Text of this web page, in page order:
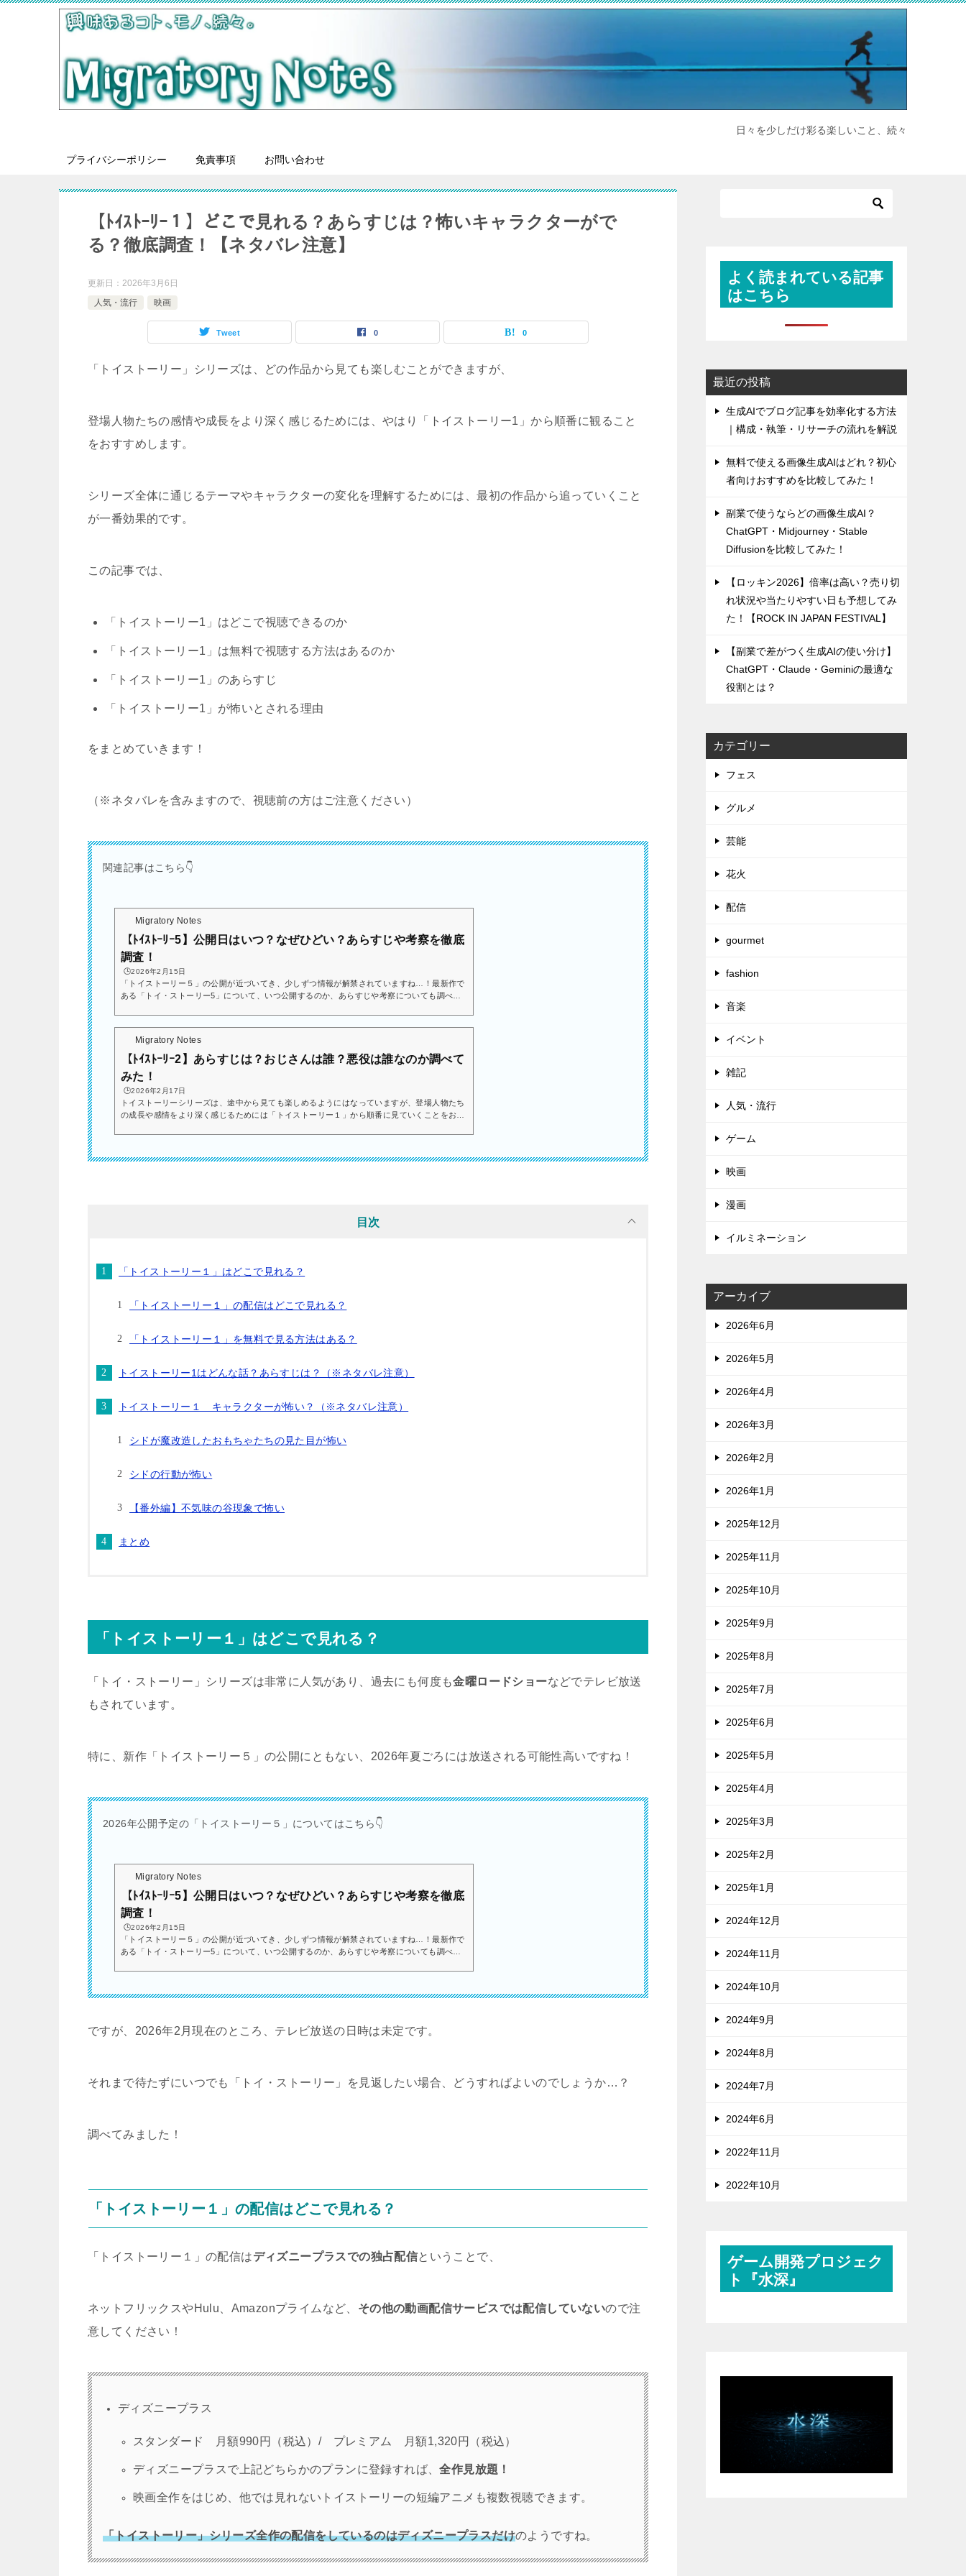
日々を少しだけ彩る楽しいこと、続々
プライバシーポリシー 免責事項 お問い合わせ
【ﾄｲｽﾄｰﾘｰ１】どこで見れる？あらすじは？怖いキャラクターがで
る？徹底調査！【ネタバレ注意】
更新日： 2026年3月6日
人気・流行
映画
Tweet 0 0
「トイストーリー」シリーズは、どの作品から見ても楽しむことができますが、
登場人物たちの感情や成長をより深く感じるためには、やはり「トイストーリー1」から順番に観ること
をおすすめします。
シリーズ全体に通じるテーマやキャラクターの変化を理解するためには、最初の作品から追っていくこと
が一番効果的です。
この記事では、
「トイストーリー1」はどこで視聴できるのか
「トイストーリー1」は無料で視聴する方法はあるのか
「トイストーリー1」 のあらすじ
「トイストーリー1」が怖いとされる理由
をまとめていきます！
（※ネタバレを含みますので、視聴前の方はご注意ください）
関連記事はこちら👇
Migratory Notes
【ﾄｲｽﾄｰﾘｰ5】公開日はいつ？なぜひどい？あらすじや考察を徹底
調査！
🕒️2026年2月15日
「トイストーリー５」の公開が近づいてき、少しずつ情報が解禁されていますね…！最新作で
ある「トイ・ストーリー5」について、いつ公開するのか、あらすじや考察についても調べて
んお久しぶりです。いかがお過ごしでしょうかトイ・ストーリー5の予告が出たら...
Migratory Notes
【ﾄｲｽﾄｰﾘｰ2】あらすじは？おじさんは誰？悪役は誰なのか調べて
みた！
🕒️2026年2月17日
トイストーリーシリーズは、途中から見ても楽しめるようにはなっていますが、登場人物たち
の成長や感情をより深く感じるためには「トイストーリー１」から順番に見ていくことをおす
ね。（※ネタバレ注意）「トイストーリー２」はどこで見れる？2024年9月...
目次
「トイストーリー１」はどこで見れる？
「トイストーリー１」の配信はどこで見れる？
「トイストーリー１」を無料で見る方法はある？
トイストーリー1はどんな話？あらすじは？（※ネタバレ注意）
トイストーリー１ キャラクターが怖い？（※ネタバレ注意）
シドが魔改造したおもちゃたちの見た目が怖い
シドの行動が怖い
【番外編】不気味の谷現象で怖い
まとめ
「トイストーリー１」はどこで見れる？
「トイ・ストーリー」シリーズは非常に人気があり、過去にも何度も金曜ロードショーなどでテレビ放送
もされています。
特に、新作「トイストーリー５」の公開にともない、2026年夏ごろには放送される可能性高いですね！
2026年公開予定の「トイストーリー５」についてはこちら👇
Migratory Notes
【ﾄｲｽﾄｰﾘｰ5】公開日はいつ？なぜひどい？あらすじや考察を徹底
調査！
🕒️2026年2月15日
「トイストーリー５」の公開が近づいてき、少しずつ情報が解禁されていますね…！最新作で
ある「トイ・ストーリー5」について、いつ公開するのか、あらすじや考察についても調べて
んお久しぶりです。いかがお過ごしでしょうかトイ・ストーリー5の予告が出たら...
ですが、2026年2月現在のところ、テレビ放送の日時は未定です。
それまで待たずにいつでも「トイ・ストーリー」を見返したい場合、どうすればよいのでしょうか…？
調べてみました！
「トイストーリー１」の配信はどこで見れる？
「トイストーリー１」の配信はディズニープラスでの独占配信ということで、
ネットフリックスやHulu、Amazonプライムなど、 その他の動画配信サービスでは配信していないので注
意してください！
ディズニープラス
スタンダード 月額990円（税込）/ プレミアム 月額1,320円（税込）
ディズニープラスで上記どちらかのプランに登録すれば、全作見放題！
映画全作をはじめ、他では見れないトイストーリーの短編アニメも複数視聴できます。
「トイストーリー」シリーズ全作の配信をしているのはディズニープラスだけのようですね。
よく読まれている記事
はこちら
最近の投稿
生成AIでブログ記事を効率化する方法
｜構成・執筆・リサーチの流れを解説
無料で使える画像生成AIはどれ？初心
者向けおすすめを比較してみた！
副業で使うならどの画像生成AI？
ChatGPT・Midjourney・Stable
Diffusionを比較してみた！
【ロッキン2026】倍率は高い？売り切
れ状況や当たりやすい日も予想してみ
た！【ROCK IN JAPAN FESTIVAL】
【副業で差がつく生成AIの使い分け】
ChatGPT・Claude・Geminiの最適な
役割とは？
カテゴリー
フェス
グルメ
芸能
花火
配信
gourmet
fashion
音楽
イベント
雑記
人気・流行
ゲーム
映画
漫画
イルミネーション
アーカイブ
2026年6月
2026年5月
2026年4月
2026年3月
2026年2月
2026年1月
2025年12月
2025年11月
2025年10月
2025年9月
2025年8月
2025年7月
2025年6月
2025年5月
2025年4月
2025年3月
2025年2月
2025年1月
2024年12月
2024年11月
2024年10月
2024年9月
2024年8月
2024年7月
2024年6月
2022年11月
2022年10月
ゲーム開発プロジェク
ト『水深』